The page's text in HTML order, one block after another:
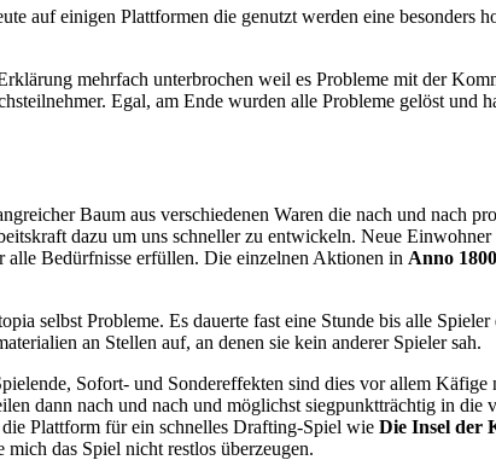
auf einigen Plattformen die genutzt werden eine besonders
mehrfach unterbrochen weil es Probleme mit der
Egal, am Ende wurden alle Probleme gelöst und
Baum aus verschiedenen Waren die nach und nach
dazu um uns schneller zu entwickeln. Neue Einwohner
alle Bedürfnisse erfüllen. Die einzelnen Aktionen in Anno 1800
selbst Probleme. Es dauerte fast eine Stunde bis alle Spieler
an Stellen auf, an denen sie kein anderer Spieler sah.
Sofort- und Sondereffekten sind dies vor allem Käfige
dann nach und nach und möglichst siegpunktträchtig in die
Plattform für ein schnelles Drafting-Spiel wie Die Insel der
das Spiel nicht restlos überzeugen.